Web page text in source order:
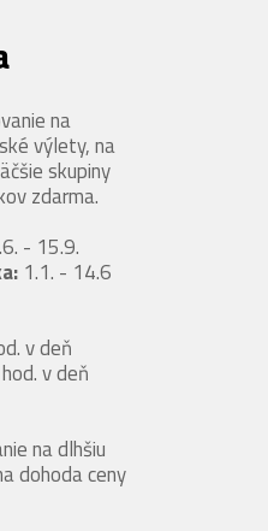
na
výlety, na
skupiny
zdarma.
- 15.9.
1.1. - 14.6
v deň
v deň
na dlhšiu
dohoda ceny